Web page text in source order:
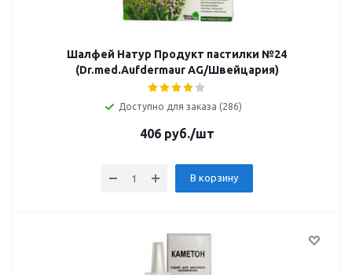
Шалфей Натур Продукт пастилки №24
(Dr.med.Aufdermaur AG/Швейцария)
Доступно для заказа (286)
406руб./шт
В корзину